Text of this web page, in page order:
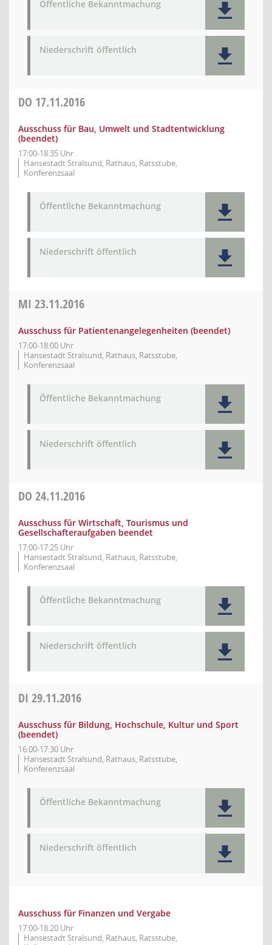
Öffentliche Bekanntmachung
Niederschrift öffentlich
DO 17.11.2016
Ausschuss für Bau, Umwelt und Stadtentwicklung
(beendet)
17:00-18:35 Uhr
Hansestadt Stralsund, Rathaus, Ratsstube,
Konferenzsaal
Öffentliche Bekanntmachung
Niederschrift öffentlich
MI 23.11.2016
Ausschuss für Patientenangelegenheiten (beendet)
17:00-18:00 Uhr
Hansestadt Stralsund, Rathaus, Ratsstube,
Konferenzsaal
Öffentliche Bekanntmachung
Niederschrift öffentlich
DO 24.11.2016
Ausschuss für Wirtschaft, Tourismus und
Gesellschafteraufgaben beendet
17:00-17:25 Uhr
Hansestadt Stralsund, Rathaus, Ratsstube,
Konferenzsaal
Öffentliche Bekanntmachung
Niederschrift öffentlich
DI 29.11.2016
Ausschuss für Bildung, Hochschule, Kultur und Sport
(beendet)
16:00-17:30 Uhr
Hansestadt Stralsund, Rathaus, Ratsstube,
Konferenzsaal
Öffentliche Bekanntmachung
Niederschrift öffentlich
Ausschuss für Finanzen und Vergabe
17:00-18:20 Uhr
Hansestadt Stralsund, Rathaus, Ratsstube,